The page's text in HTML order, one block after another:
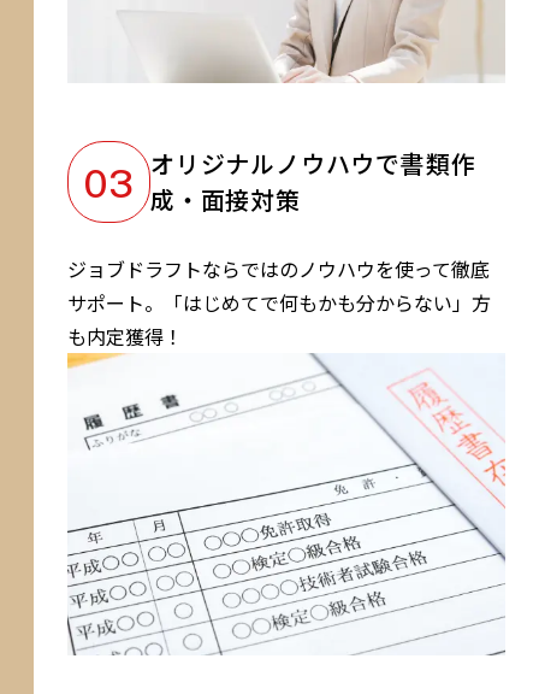
オリジナルノウハウで書類作
成・面接対策
ジョブドラフトならではのノウハウを使って徹底
サポート。「はじめてで何もかも分からない」方
も内定獲得！